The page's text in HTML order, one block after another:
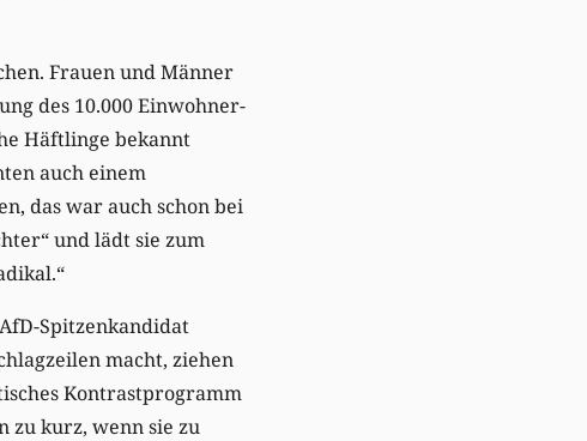
Frauen und Männer
des 10.000 Einwohner-
Häftlinge bekannt
auch einem
das war auch schon bei
und lädt sie zum
Spitzenkandidat
macht, ziehen
Kontrastprogramm
zu kurz, wenn sie zu